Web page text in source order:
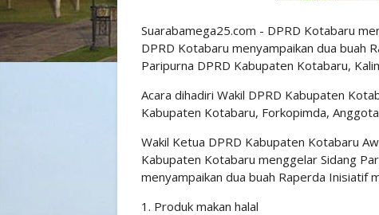
Suarabamega25.com - DPRD Kotabaru
DPRD Kotabaru menyampaikan dua buah
Paripurna DPRD Kabupaten Kotabaru,
Acara dihadiri Wakil DPRD Kabupaten
Kabupaten Kotabaru, Forkopimda,
Wakil Ketua DPRD Kabupaten Kotabaru
Kabupaten Kotabaru menggelar Sidang
menyampaikan dua buah Raperda Inisiatif
1. Produk makan halal